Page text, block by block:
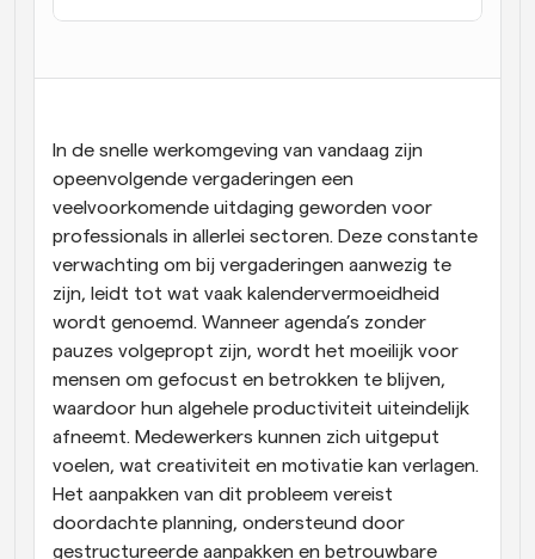
Supercharged planning met AI-gestuurde
oproepen
Blijf op de hoogte van het laatste nieuws en updates
Instant Vergaderingen
Ontmoet cliënten binnen enkele minuten
Dynamische Groep Links
Boek naadloos vergaderingen met meerdere mensen
Webhooks
Ontvang een melding wanneer er iets gebeurt
In de snelle werkomgeving van vandaag zijn
opeenvolgende vergaderingen een
veelvoorkomende uitdaging geworden voor
professionals in allerlei sectoren. Deze constante
verwachting om bij vergaderingen aanwezig te
zijn, leidt tot wat vaak kalendervermoeidheid
wordt genoemd. Wanneer agenda’s zonder
pauzes volgepropt zijn, wordt het moeilijk voor
mensen om gefocust en betrokken te blijven,
waardoor hun algehele productiviteit uiteindelijk
afneemt. Medewerkers kunnen zich uitgeput
voelen, wat creativiteit en motivatie kan verlagen.
Het aanpakken van dit probleem vereist
doordachte planning, ondersteund door
gestructureerde aanpakken en betrouwbare